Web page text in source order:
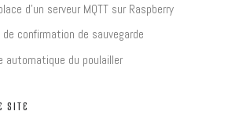
d’un serveur MQTT sur Raspberry
confirmation de sauvegarde
automatique du poulailler
SITE